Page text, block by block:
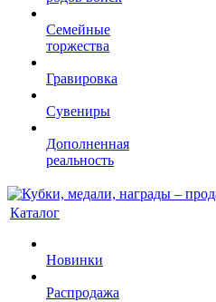
Семейные
торжества
Гравировка
Сувениры
Дополненная
реальность
Каталог
Новинки
Распродажа